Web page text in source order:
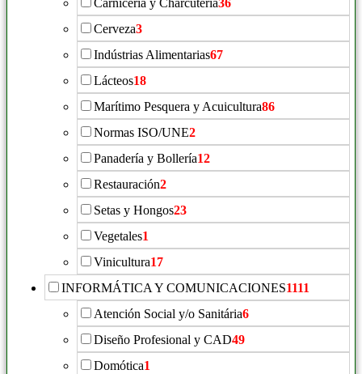
Cerveza3
Indústrias Alimentarias67
Lácteos18
Marítimo Pesquera y Acuicultura86
Normas ISO/UNE2
Panadería y Bollería12
Restauración2
Setas y Hongos23
Vegetales1
Vinicultura17
INFORMÁTICA Y COMUNICACIONES1111
Atención Social y/o Sanitária6
Diseño Profesional y CAD49
Domótica1